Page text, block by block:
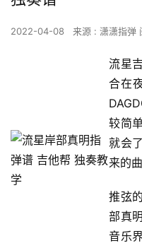
2022-04-08 来源 : 潇潇指弹
流星
合在
较简
就会
来的
推弦
部真
音乐